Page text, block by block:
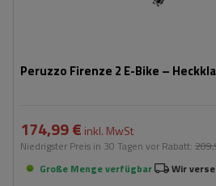
Peruzzo Firenze 2 E-Bike –
174,99 € inkl. MwSt
Niedrigster Preis in 30 Tagen vor Rabatt:
Große Menge verfügbar
Wir